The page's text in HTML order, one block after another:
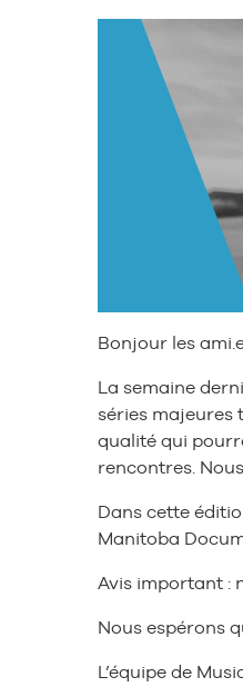
Bonjour les
La semaine
séries majeures
qualité qui
rencontres.
Dans cette
Manitoba
Avis important :
Nous espérons
L’équipe de